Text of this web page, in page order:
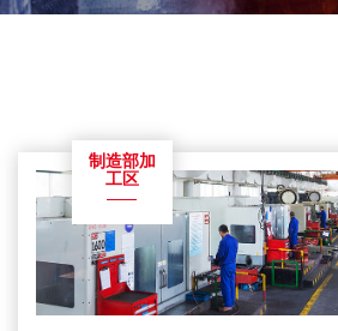
制造部加
工区